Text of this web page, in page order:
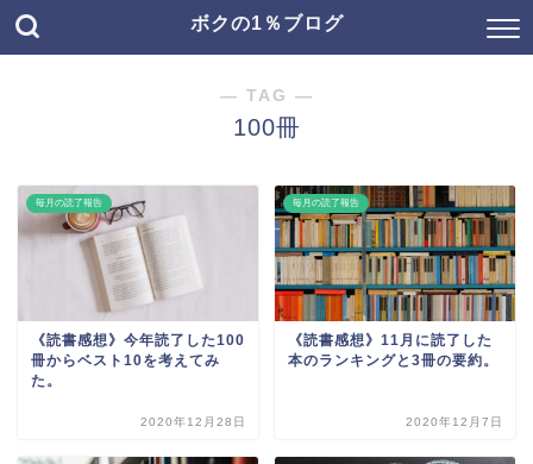
ボクの1％ブログ
― TAG ―
100冊
毎月の読了報告
《読書感想》今年読了した100
冊からベスト10を考えてみ
た。
2020年12月28日
毎月の読了報告
《読書感想》11月に読了した
本のランキングと3冊の要約。
2020年12月7日